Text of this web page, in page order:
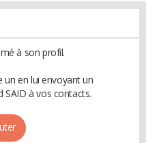
à son profil.
un en lui envoyant un
SAID à vos contacts.